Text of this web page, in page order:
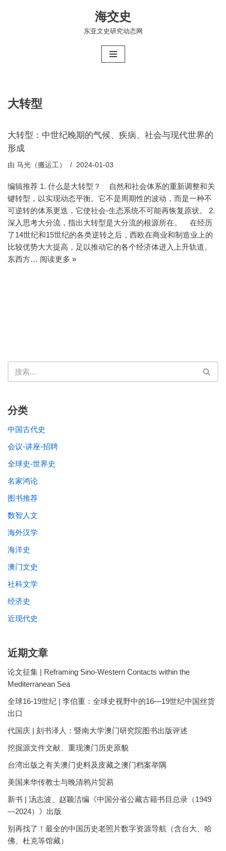
海交史
东亚文史研究动态网
大转型
大转型：中世纪晚期的气候、疾病、社会与现代世界的
形成
由 马光（搬运工） 2024-01-03
编辑推荐 1. 什么是大转型？ 自然和社会体系的重新调整和关
键转型，以实现动态平衡。它不是周期性的波动，而是一种不
可逆转的体系更迭，它使社会-生态系统不可能再恢复原状。 2.
深入思考大分流，指出大转型是大分流的根源所在。 在经历
了14世纪和15世纪的各类逆转之后，西欧在商业和制造业上的
比较优势大大提高，足以推动它的各个经济体进入上升轨道。
东西方… 阅读更多 »
分类
中国古代史
会议-讲座-招聘
全球史-世界史
名家鸿论
图书推荐
数智人文
海外汉学
海洋史
澳门文史
社科文学
经济史
近现代史
近期文章
论文征集 | Reframing Sino-Western Contacts within the
Mediterranean Sea
全球16-19世纪 | 李伯重：全球史视野中的16—19世纪中国丝货
出口
代国庆 | 刻书泽人：暨南大学澳门研究院图书出版评述
挖掘源文件文献、重现澳门历史原貌
台湾出版之有关澳门史料及庋藏之澳门档案举隅
美国来华传教士与晚清鸦片贸易
新书 | 汤志波、赵颖洁编《中国分省公藏古籍书目总录（1949
—2024）》出版
别再找了！最全的中国历史老照片数字资源导航（含台大、哈
佛、杜克等馆藏）